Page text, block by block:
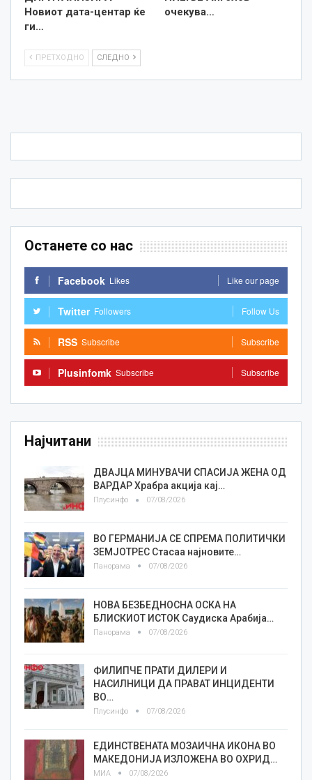
Новиот дата-центар ќе
ги…
очекува…
ПРЕТХОДНО СЛЕДНО
Останете со нас
Facebook Likes Like our page
Twitter Followers Follow Us
RSS Subscribe Subscribe
Plusinfomk Subscribe Subscribe
Најчитани
ДВАЈЦА МИНУВАЧИ СПАСИЈА ЖЕНА ОД
ВАРДАР Храбра акција кај…
Плусинфо 07/08/2026
ВО ГЕРМАНИЈА СЕ СПРЕМА ПОЛИТИЧКИ
ЗЕМЈОТРЕС Стасаа најновите…
Панорама 07/08/2026
НОВА БЕЗБЕДНОСНА ОСКА НА
БЛИСКИОТ ИСТОК Саудиска Арабија…
Панорама 07/08/2026
ФИЛИПЧЕ ПРАТИ ДИЛЕРИ И
НАСИЛНИЦИ ДА ПРАВАТ ИНЦИДЕНТИ
ВО…
Плусинфо 07/08/2026
ЕДИНСТВЕНАТА МОЗАИЧНА ИКОНА ВО
МАКЕДОНИЈА ИЗЛОЖЕНА ВО ОХРИД…
МИА 07/08/2026